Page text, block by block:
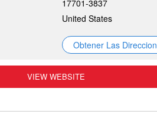
17701-3837
United States
Obtener Las
VIEW WEBSITE